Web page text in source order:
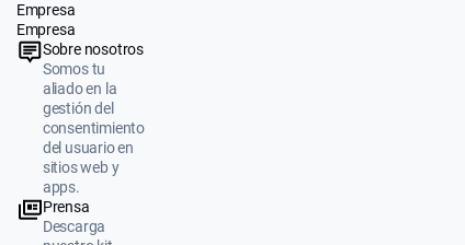
Empresa
Empresa
Sobre nosotros
Somos tu
aliado en la
gestión del
consentimiento
del usuario en
sitios web y
apps.
Prensa
Descarga